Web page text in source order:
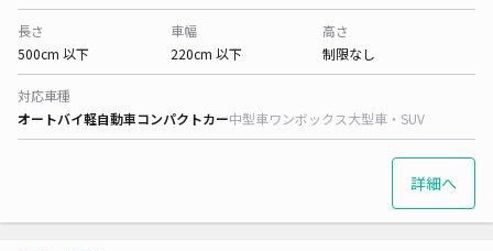
長さ
500cm 以下
車幅
220cm 以下
高さ
制限なし
対応車種
オートバイ軽自動車コンパクトカー中型車ワンボックス大型車・SUV
詳細へ